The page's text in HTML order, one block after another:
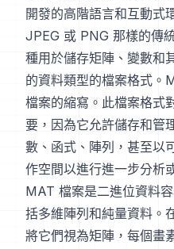
開發的高階語言和互動式
JPEG 或 PNG 那樣的傳
種用於儲存矩陣、變數和
的資料類型的檔案格式
檔案的縮寫。此檔案格式
要，因為它允許儲存和管
數、函式、陣列，甚至以
作空間以進行進一步分析
MAT 檔案是二進位資料
括多維陣列和純量資料。
將它們視為矩陣，每個畫